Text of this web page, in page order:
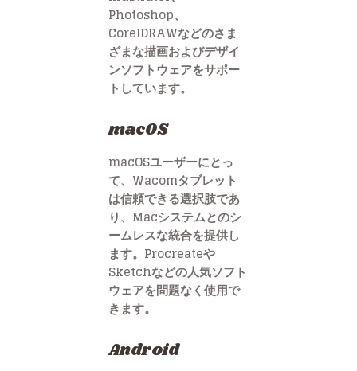
Photoshop、
CorelDRAWなどのさま
ざまな描画およびデザイ
ンソフトウェアをサポー
トしています。
macOS
macOSユーザーにとっ
て、Wacomタブレット
は信頼できる選択肢であ
り、Macシステムとのシ
ームレスな統合を提供し
ます。Procreateや
Sketchなどの人気ソフト
ウェアを問題なく使用で
きます。
Android